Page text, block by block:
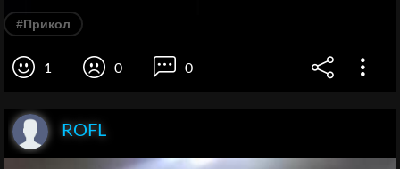
#Прикол
1 0 0
ROFL